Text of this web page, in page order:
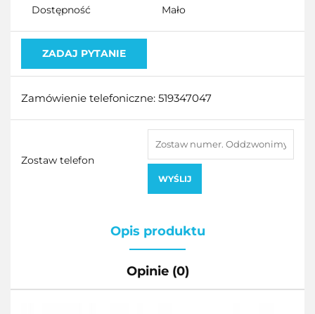
Dostępność Mało
ZADAJ PYTANIE
Zamówienie telefoniczne: 519347047
Zostaw telefon
WYŚLIJ
Opis produktu
Opinie (0)